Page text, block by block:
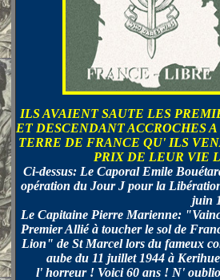
ILS AVAIENT SAUTE LES
ET DESCENDANT ACCROCHES
TERRE DE FRANCE QU' ILS
PRIX DE LEUR VIE
Ci-dessus: Le Caporal Emile
opération du Jour J pour la
juin
Le Capitaine Pierre Marienne:
Premier Allié à toucher le sol de
Lion" de St Marcel lors du fameux
aube du 11 juillet 1944 à
l' horreur ! Voici 60 ans ! N'